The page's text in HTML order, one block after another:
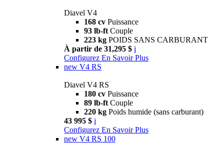
Diavel V4
168 cv Puissance
93 lb-ft Couple
223 kg POIDS SANS CARBURANT
À partir de 31,295 $ i
Configurez En Savoir Plus
new V4 RS
Diavel V4 RS
180 cv Puissance
89 lb-ft Couple
220 kg Poids humide (sans carburant)
43 995 $ i
Configurez En Savoir Plus
new V4 RS 100